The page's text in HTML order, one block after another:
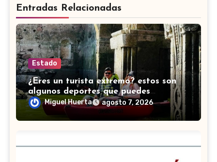
Entradas Relacionadas
Estado
¿Eres un turista extremo? estos son
algunos deportes que puedes
practicar en Guanajuato
Miguel Huerta agosto 7, 2026